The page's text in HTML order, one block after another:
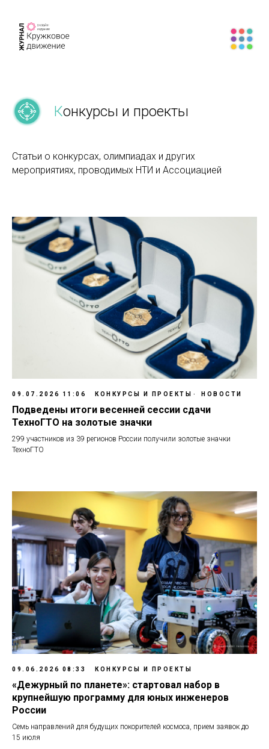
Конкурсы и проекты
Статьи о конкурсах, олимпиадах и других
мероприятиях, проводимых НТИ и Ассоциацией
09.07.2026 11:06 КОНКУРСЫ И ПРОЕКТЫ НОВОСТИ
Подведены итоги весенней сессии сдачи
ТехноГТО на золотые значки
299 участников из 39 регионов России получили золотые значки
ТехноГТО
09.06.2026 08:33 КОНКУРСЫ И ПРОЕКТЫ
«Дежурный по планете»: стартовал набор в
крупнейшую программу для юных инженеров
России
Семь направлений для будущих покорителей космоса, прием заявок до
15 июля